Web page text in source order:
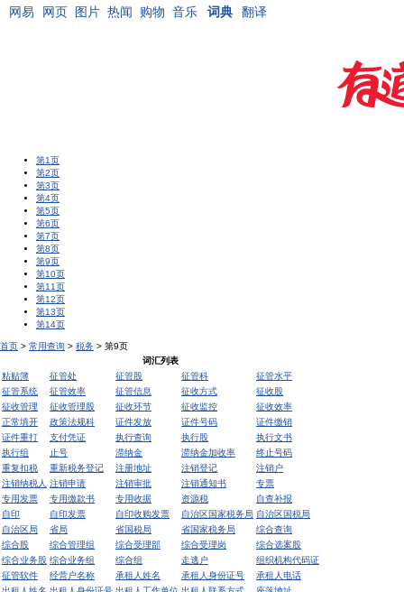
网易 网页 图片 热闻 购物 音乐 词典 翻译
第1页
第2页
第3页
第4页
第5页
第6页
第7页
第8页
第9页
第10页
第11页
第12页
第13页
第14页
首页 > 常用查询 > 税务 > 第9页
词汇列表
粘贴簿
征管处 征管股 征管科
征管水平
征管系统
征管效率 征管信息 征收方式
征收股
征收管理
征收管理股 征收环节 征收监控
征收效率
正常填开
政策法规科 证件发放 证件号码
证件缴销
证件重打
支付凭证 执行查询 执行股
执行文书
执行组
止号 滞纳金 滞纳金加收率
终止号码
重复扣税
重新税务登记 注册地址 注销登记
注销户
注销纳税人 注销申请 注销审批 注销通知书
专票
专用发票
专用缴款书 专用收据 资源税
自查补报
自印
自印发票 自印收购发票 自治区国家税务局 自治区国税局
自治区局
省局 省国税局 省国家税务局
综合查询
综合股
综合管理组 综合受理部 综合受理岗
综合选案股
综合业务股 综合业务组 综合组 走逃户
组织机构代码证
征管软件
经营户名称 承租人姓名 承租人身份证号
承租人电话